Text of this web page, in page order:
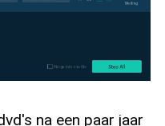
na een paar jaar